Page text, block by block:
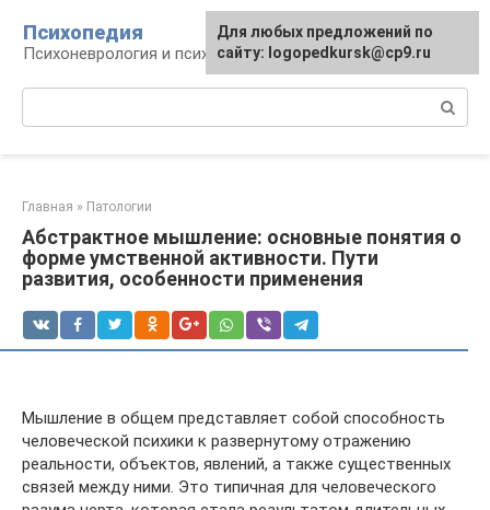
контенту
Психопедия
Психоневрология и психиатрия
Главная » Патологии
Абстрактное мышление: основные понятия о
форме умственной активности. Пути
развития, особенности применения
Мышление в общем представляет собой способность
человеческой психики к развернутому отражению
реальности, объектов, явлений, а также существенных
связей между ними. Это типичная для человеческого
Для любых предложений по
сайту: logopedkursk@cp9.ru